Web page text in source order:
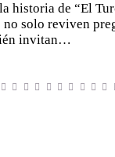
historia de “El
solo reviven
invitan…